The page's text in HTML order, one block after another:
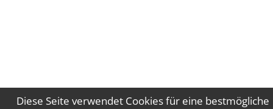
Diese Seite verwendet Cookies für eine bestmögliche